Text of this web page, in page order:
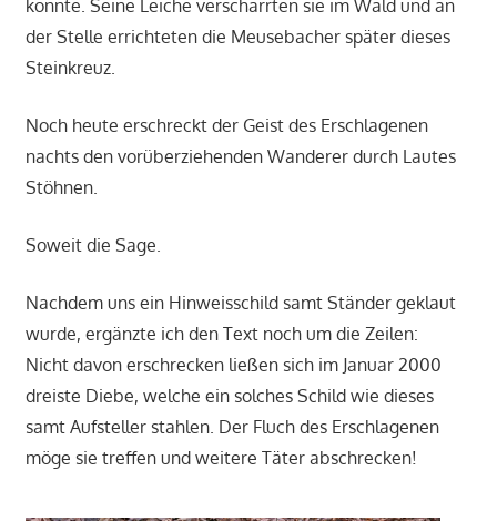
konnte. Seine Leiche verscharrten sie im Wald und an
der Stelle errichteten die Meusebacher später dieses
Steinkreuz.
Noch heute erschreckt der Geist des Erschlagenen
nachts den vorüberziehenden Wanderer durch Lautes
Stöhnen.
Soweit die Sage.
Nachdem uns ein Hinweisschild samt Ständer geklaut
wurde, ergänzte ich den Text noch um die Zeilen:
Nicht davon erschrecken ließen sich im Januar 2000
dreiste Diebe, welche ein solches Schild wie dieses
samt Aufsteller stahlen. Der Fluch des Erschlagenen
möge sie treffen und weitere Täter abschrecken!